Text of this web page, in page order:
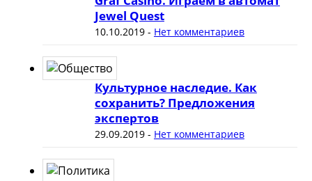
Jewel Quest
10.10.2019- Нет комментариев
Культурное наследие. Как
сохранить? Предложения
экспертов
29.09.2019- Нет комментариев